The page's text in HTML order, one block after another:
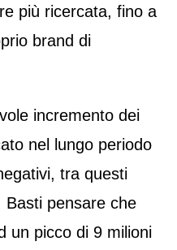
più ricercata, fino a
brand di
incremento dei
nel lungo periodo
tra questi
Basti pensare che
un picco di 9 milioni